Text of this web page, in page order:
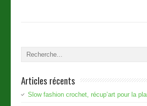
Articles récents
Slow fashion crochet, récup’art pour la